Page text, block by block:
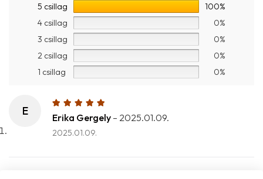
5 csillag
100%
4 csillag
0%
3 csillag
0%
2 csillag
0%
1 csillag
0%
E
Erika Gergely – 2025.01.09.
2025.01.09.